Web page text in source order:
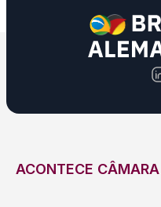
ACONTECE CÂMARA